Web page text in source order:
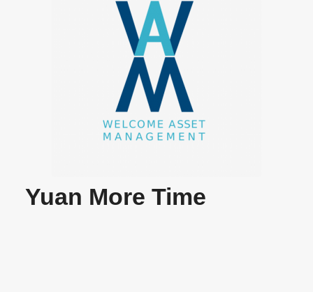
Yuan More Time